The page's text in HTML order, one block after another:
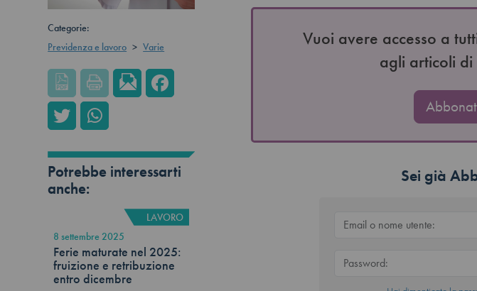
Categorie:
Previdenza e lavoro > Varie
Potrebbe interessarti
anche:
LAVORO
8 settembre 2025
Ferie maturate nel 2025:
fruizione e retribuzione
entro dicembre
Vuoi avere accesso a
agli articoli di
Sei già